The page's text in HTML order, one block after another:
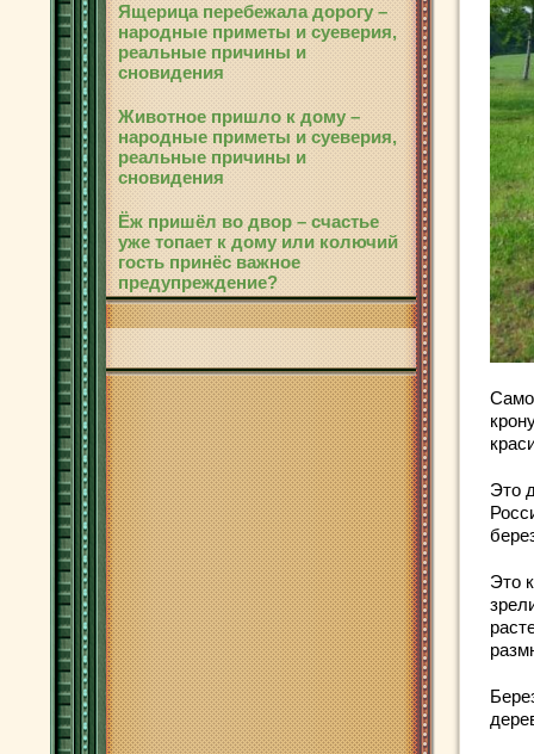
Ящерица перебежала дорогу –
народные приметы и суеверия,
реальные причины и
сновидения
Животное пришло к дому –
народные приметы и суеверия,
реальные причины и
сновидения
Ёж пришёл во двор – счастье
уже топает к дому или колючий
гость принёс важное
предупреждение?
Само
Это
Это